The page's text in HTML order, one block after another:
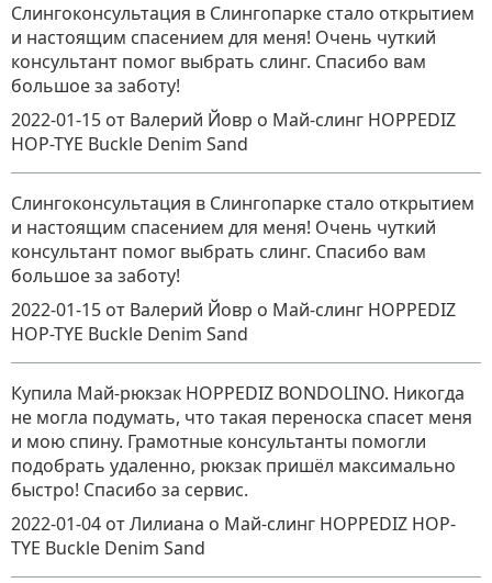
Слингоконсультация в Слингопарке стало открытием
и настоящим спасением для меня! Очень чуткий
консультант помог выбрать слинг. Спасибо вам
большое за заботу!
2022-01-15 от Валерий Йовр о Май-слинг HOPPEDIZ
HOP-TYE Buckle Denim Sand
Слингоконсультация в Слингопарке стало открытием
и настоящим спасением для меня! Очень чуткий
консультант помог выбрать слинг. Спасибо вам
большое за заботу!
2022-01-15 от Валерий Йовр о Май-слинг HOPPEDIZ
HOP-TYE Buckle Denim Sand
Купила Май-рюкзак HOPPEDIZ BONDOLINO. Никогда
не могла подумать, что такая переноска спасет меня
и мою спину. Грамотные консультанты помогли
подобрать удаленно, рюкзак пришёл максимально
быстро! Спасибо за сервис.
2022-01-04 от Лилиана о Май-слинг HOPPEDIZ HOP-
TYE Buckle Denim Sand